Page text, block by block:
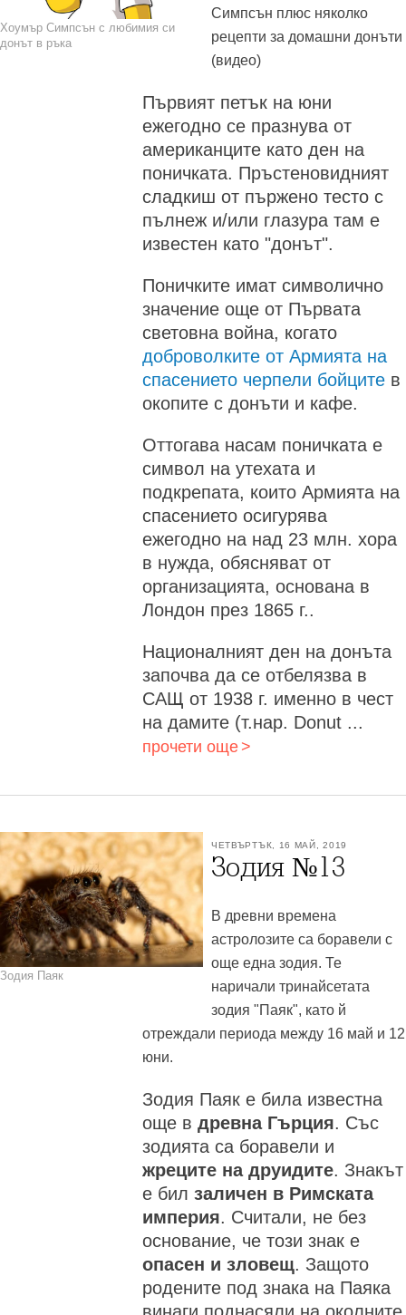
Хоумър Симпсън с любимия си
донът в ръка
Симпсън плюс няколко
рецепти за домашни донъти
(видео)
Първият петък на юни
ежегодно се празнува от
американците като ден на
поничката. Пръстеновидният
сладкиш от пържено тесто с
пълнеж и/или глазура там е
известен като "донът".
Поничките имат символично
значение още от Първата
световна война, когато
доброволките от Армията на
спасението черпели бойцитев
окопите с донъти и кафе.
Оттогава насам поничката е
символ на утехата и
подкрепата, които Армията на
спасението осигурява
ежегодно на над 23 млн. хора
в нужда, обясняват от
организацията, основана в
Лондон през 1865 г..
Националният ден на донъта
започва да се отбелязва в
САЩ от 1938 г. именно в чест
на дамите (т.нар. Donut ...
прочети още
ЧЕТВЪРТЪК, 16 МАЙ, 2019
Зодия №13
Зодия Паяк
В древни времена
астролозите са боравели с
още една зодия. Те
наричали тринайсетата
зодия "Паяк", като й
отреждали периода между 16 май и 12
юни.
Зодия Паяк е била известна
още в древна Гърция. Със
зодията са боравели и
жреците на друидите. Знакът
е бил заличен в Римската
империя. Считали, не без
основание, че този знак е
опасен и зловещ. Защото
родените под знака на Паяка